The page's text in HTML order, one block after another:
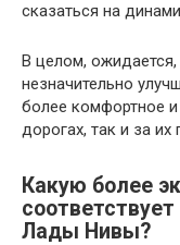
сказаться на
В целом,
незначительно
более комфортное
дорогах, так и за их
Какую более
Лады Нивы?